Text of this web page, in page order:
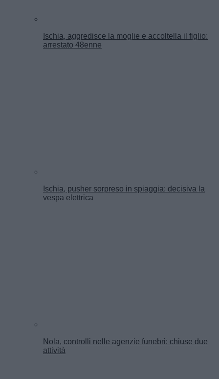
Ischia, aggredisce la moglie e accoltella il figlio:
arrestato 48enne
Ischia, pusher sorpreso in spiaggia: decisiva la
vespa elettrica
Nola, controlli nelle agenzie funebri: chiuse due
attività